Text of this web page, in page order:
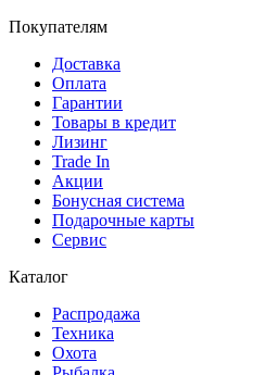
Покупателям
Доставка
Оплата
Гарантии
Товары в кредит
Лизинг
Trade In
Акции
Бонусная система
Подарочные карты
Сервис
Каталог
Распродажа
Техника
Охота